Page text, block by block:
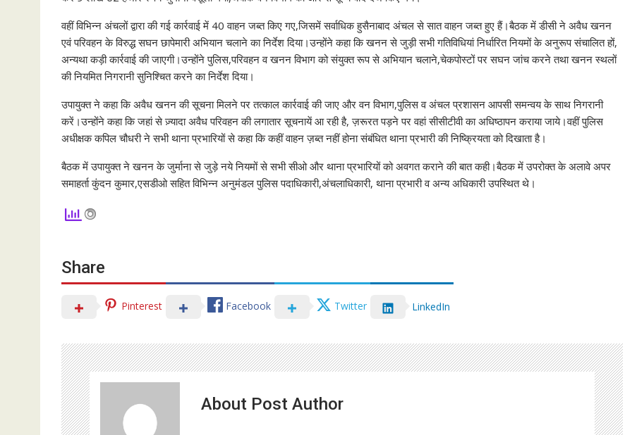
वहीं विभिन्न अंचलों द्वारा की गई कार्रवाई में 40 वाहन जब्त किए गए,जिसमें सर्वाधिक हुसैनाबाद अंचल से सात वाहन जब्त हुए हैं।बैठक में डीसी ने अवैध खनन
एवं परिवहन के विरुद्ध सघन छापेमारी अभियान चलाने का निर्देश दिया।उन्होंने कहा कि खनन से जुड़ी सभी गतिविधियां निर्धारित नियमों के अनुरूप संचालित हों,
अन्यथा कड़ी कार्रवाई की जाएगी।उन्होंने पुलिस,परिवहन व खनन विभाग को संयुक्त रूप से अभियान चलाने,चेकपोस्टों पर सघन जांच करने तथा खनन स्थलों
की नियमित निगरानी सुनिश्चित करने का निर्देश दिया।
उपायुक्त ने कहा कि अवैध खनन की सूचना मिलने पर तत्काल कार्रवाई की जाए और वन विभाग,पुलिस व अंचल प्रशासन आपसी समन्वय के साथ निगरानी
करें।उन्होंने कहा कि जहां से ज़्यादा अवैध परिवहन की लगातार सूचनायें आ रही है, ज़रूरत पड़ने पर वहां सीसीटीवी का अधिष्ठापन कराया जाये।वहीं पुलिस
अधीक्षक कपिल चौधरी ने सभी थाना प्रभारियों से कहा कि कहीं वाहन ज़ब्त नहीं होना संबंधित थाना प्रभारी की निष्क्रियता को दिखाता है।
बैठक में उपायुक्त ने खनन के जुर्माना से जुड़े नये नियमों से सभी सीओ और थाना प्रभारियों को अवगत कराने की बात कही।बैठक में उपरोक्त के अलावे अपर
समाहर्ता कुंदन कुमार,एसडीओ सहित विभिन्न अनुमंडल पुलिस पदाधिकारी,अंचलाधिकारी, थाना प्रभारी व अन्य अधिकारी उपस्थित थे।
Share
Pinterest Facebook Twitter LinkedIn
About Post Author